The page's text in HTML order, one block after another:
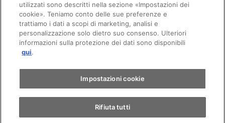
Appuntamento
Giro di prova
Trova un'auto
Consulenza online informazioni legali
Politica sui cookie Colophon
utilizzati sono descritti nella sezione «Impostazioni dei
cookie». Teniamo conto delle sue preferenze e
trattiamo i dati a scopi di marketing, analisi e
personalizzazione solo dietro suo consenso. Ulteriori
informazioni sulla protezione dei dati sono disponibili
qui.
Impostazioni cookie
Rifiuta tutti